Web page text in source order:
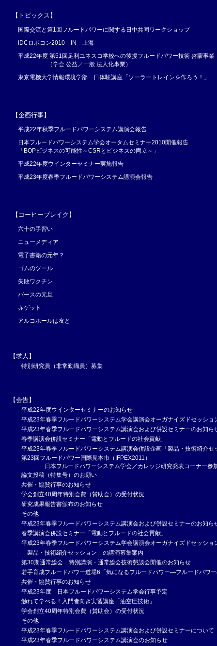
【トピックス】
国際交流と第1回フルードパワーに関する日中共同ワークショップ
IDCロボコン2010 IN 上海
平成22年度 第51回足利ユネスコ学校への後援フルードパワー技術 啓蒙事業
（学会 公益／一般 法人化事業）
東京電機大学情報環境学部一日体験講座「ソーラートレインを作ろう！」
【企画行事】
平成22年秋季フルードパワーシステム講演会報告
日本フルードパワーシステム学会オータムセミナー2010開催報告
「BOPビジネスの可能性～CSRとビジネスの両立～」
平成22年度ウインターセミナー実施報告
平成23年度春季フルードパワーシステム講演会報告
【コーヒーブレイク】
六十の手習い
ニューメディア
電子書籍の元年？
ゴムのツール
失敗ワクチン
バースの元旦
赤ゲット
アルコホールは友と
【求人】
特別研究員（非常勤職員）募集
【会告】
平成22年度ウインターセミナーのお知らせ
平成23年春季フルードパワーシステム学会講演会オーガナイズドセッショ
平成23年春季フルードパワーシステム講演会および併設セミナーのお知ら
春季講演会併設セミナー「電動とフルードの社会貢献」
平成23年春季フルードパワーシステム講演会併設企画「製品・技術紹介セ
第23回フルードパワー国際見本市（IFPEX2011）
日本フルードパワーシステム学会／カレッジ研究発表コーナー参加
論文投稿（特集号）のお願い
共催・協賛行事のお知らせ
学会創立40周年特別会費（賛助会）の受付状況
研究成果報告書頒布のお知らせ
その他
平成23年春季フルードパワーシステム講演会および併設セミナーのお知ら
春季講演会併設セミナー「電動とフルードの社会貢献」
平成23年春季フルードパワーシステム学会講演会オーガナイズドセッショ
「製品・技術紹介セッション」の講演募集案内
第30期通常総会 特別講演・通常総会技術懇談会開催のお知らせ
若手育成フルードパワー道場6「気になるフルードパワー―フルードパワ
共催・協賛行事のお知らせ
平成23年度 日本フルードパワーシステム学会行事予定
触れて学べる！入門者向き実習講座「油空圧技術」
学会創立40周年特別会費（賛助会）の受付状況
その他
平成23年春季フルードパワーシステム講演会および併設セミナーについて
平成23年春季フルードパワーシステム講演会のお知らせ